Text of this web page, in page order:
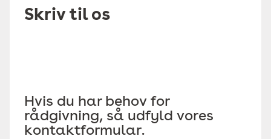
Skriv til os
Hvis du har behov for
rådgivning, så udfyld vores
kontaktformular.